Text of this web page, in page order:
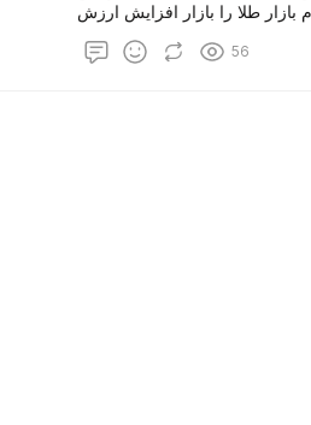
طلا را بازار افزایش ارزش
به فروش آن سرمایه ندارند. از
علاوه بر ارزش مادی ، طلا
56